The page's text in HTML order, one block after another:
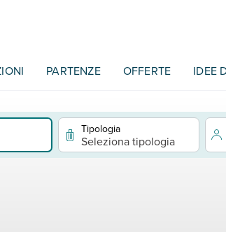
PARTENZE OFFERTE IDEE
Tipologia
Seleziona tipologia